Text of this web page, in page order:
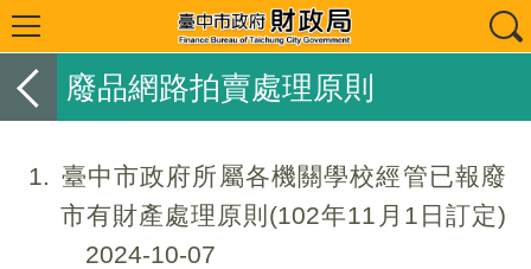
廢品網路拍賣處理原則
1
臺中市政府所屬各機關學校經管已報廢
市有財產處理原則(102年11月1日訂定)
2024-10-07